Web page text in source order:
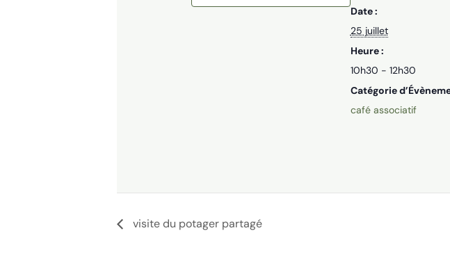
Date :
25 juillet
Heure :
10h30 - 12h30
Catégorie
café associatif
visite du potager partagé